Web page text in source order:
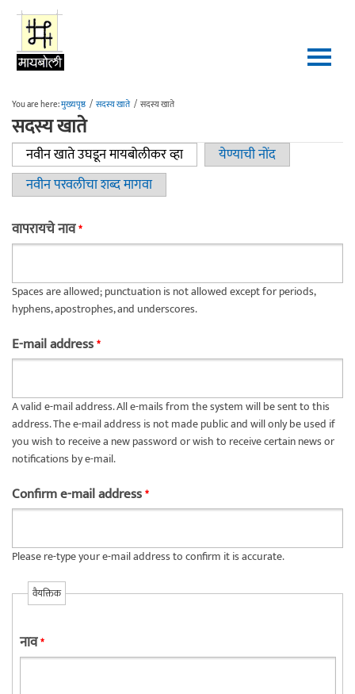
Skip to main content
You are here:मुख्यपृष्ठ / सदस्य खाते / सदस्य खाते
सदस्य खाते
Primary tabs
नवीन खाते उघडून मायबोलीकर व्हा(active tab)येण्याची नोंद
नवीन परवलीचा शब्द मागवा
वापरायचे नाव*
Spaces are allowed; punctuation is not allowed except for periods,
hyphens, apostrophes, and underscores.
E-mail address*
A valid e-mail address. All e-mails from the system will be sent to this
address. The e-mail address is not made public and will only be used if
you wish to receive a new password or wish to receive certain news or
notifications by e-mail.
Confirm e-mail address*
Please re-type your e-mail address to confirm it is accurate.
वैयक्तिक
नाव*